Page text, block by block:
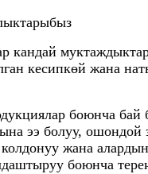
кандай
кесипкөй жана
боюнча бай
ээ болуу, ошондой
жана
боюнча